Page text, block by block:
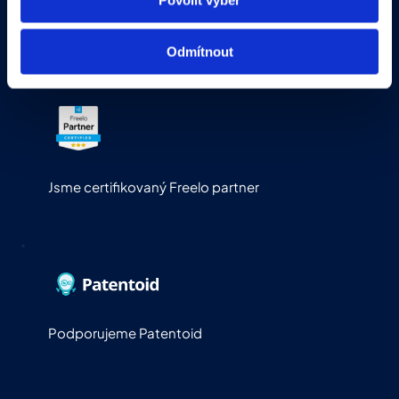
Odmítnout
Jsme certifikovaný Freelo partner
Podporujeme Patentoid